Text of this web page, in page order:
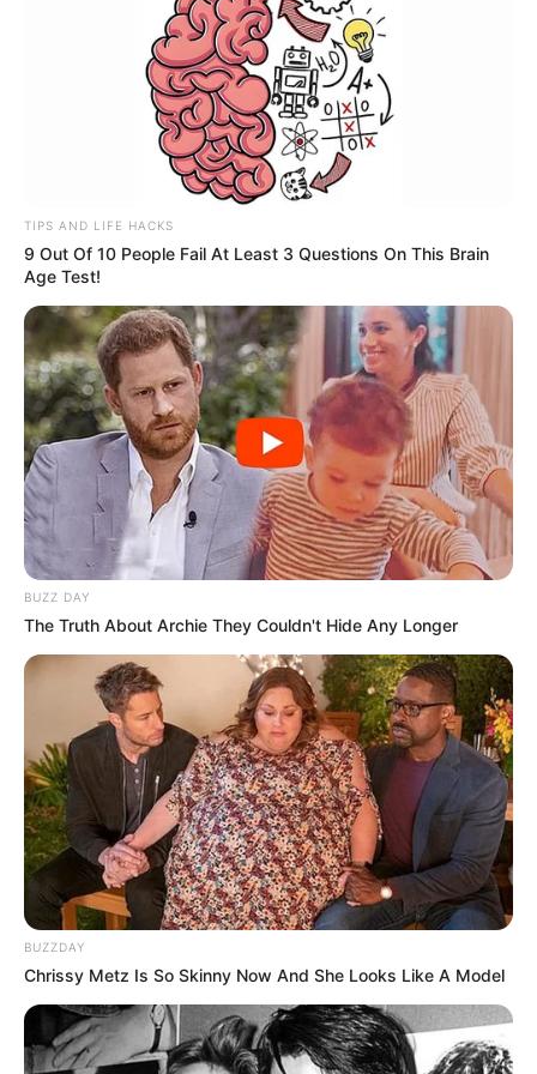
-ad6
Fonte:JASB com informações do portal Minha Vida.
TIPS AND LIFE HACKS
9 Out Of 10 People Fail At Least 3 Questions On This Brain
Age Test!
BUZZ DAY
The Truth About Archie They Couldn't Hide Any Longer
BUZZDAY
Chrissy Metz Is So Skinny Now And She Looks Like A Model